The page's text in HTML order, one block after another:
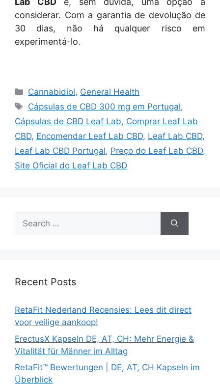
considerar. Com a garantia de devolução de
30 dias, não há qualquer risco em
experimentá-lo.
Categories
Cannabidiol, General Health
Tags
Cápsulas de CBD 300 mg em Portugal,
Cápsulas de CBD Leaf Lab, Comprar Leaf Lab
CBD, Encomendar Leaf Lab CBD, Leaf Lab CBD,
Leaf Lab CBD Portugal, Preço do Leaf Lab CBD,
Site Oficial do Leaf Lab CBD
Search
for:
Recent Posts
RetaFit Nederland Recensies: Lees dit direct
voor veilige aankoop!
ErectusX Kapseln DE, AT, CH: Mehr Energie &
Vitalität für Männer im Alltag
RetaFit™ Bewertungen | DE, AT, CH Kapseln im
Überblick